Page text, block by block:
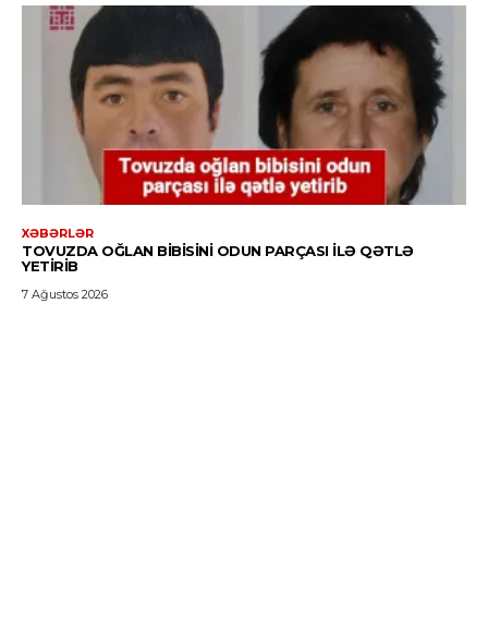
XƏBƏRLƏR
TOVUZDA OĞLAN BIBISINI ODUN PARÇASI ILƏ QƏTLƏ
YETIRIB
7 Ağustos 2026